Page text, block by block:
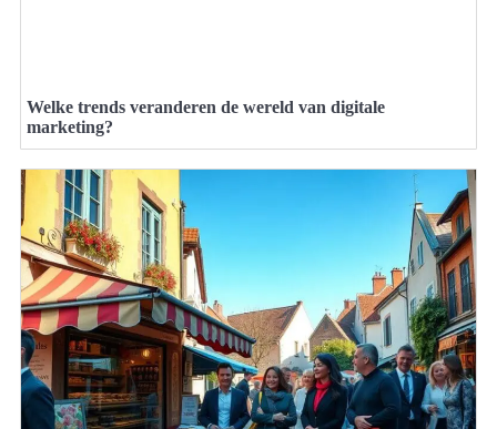
Welke trends veranderen de wereld van digitale
marketing?